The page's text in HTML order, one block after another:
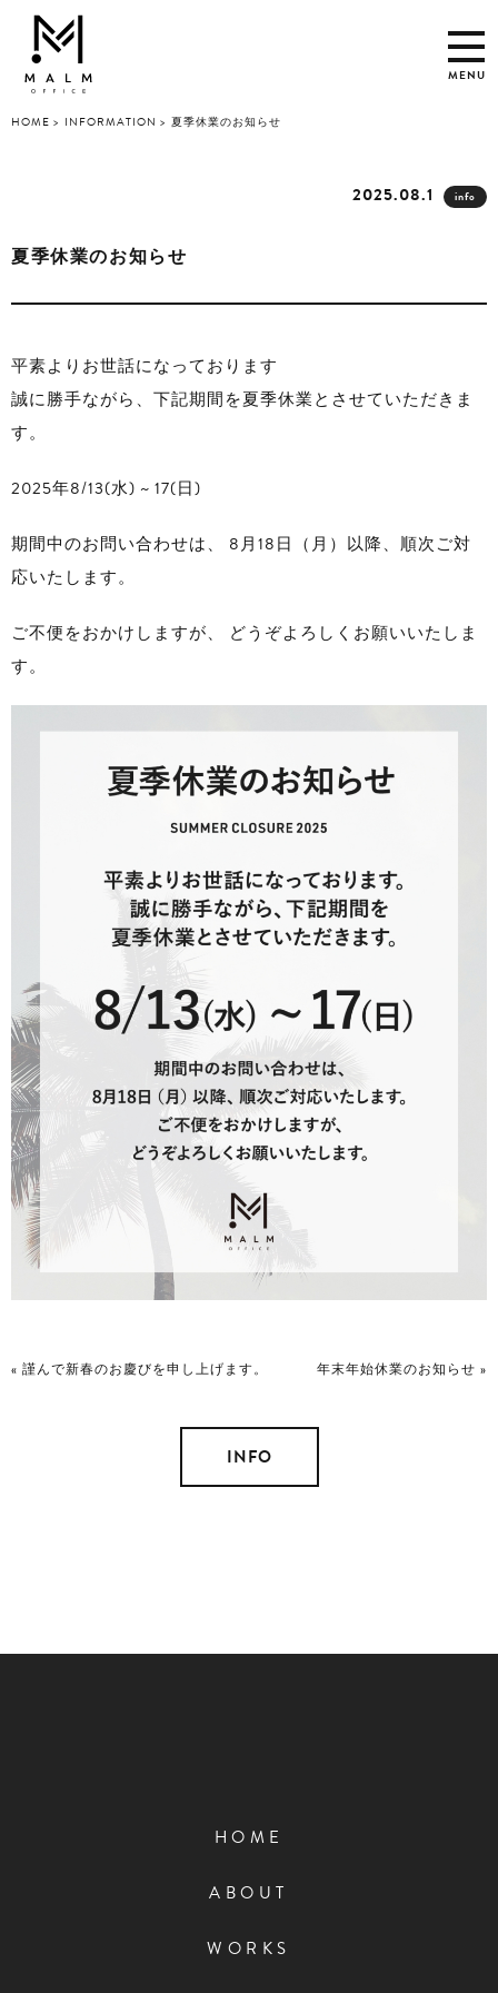
MENU
HOME INFORMATION 夏季休業のお知らせ
2025.08.1 info
夏季休業のお知らせ
平素よりお世話になっております
誠に勝手ながら、下記期間を夏季休業とさせていただきま
す。
2025年8/13(水) ~ 17(日)
期間中のお問い合わせは、 8月18日（月）以降、順次ご対
応いたします。
ご不便をおかけしますが、 どうぞよろしくお願いいたしま
す。
« 謹んで新春のお慶びを申し上げます。 年末年始休業のお知らせ »
INFO
HOME
ABOUT
WORKS